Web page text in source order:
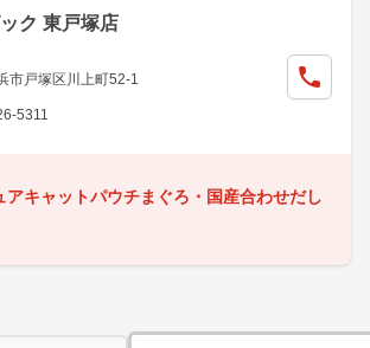
ク 東戸塚店
市戸塚区川上町52-1
5311
アキャットパウチまぐろ・国産合わせだし